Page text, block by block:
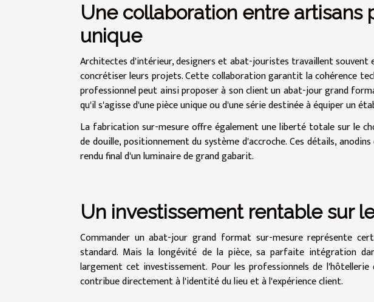
Une collaboration entre artisans
unique
Architectes d'intérieur, designers et abat-jouristes travaillent souvent
concrétiser leurs projets. Cette collaboration garantit la cohérence
professionnel peut ainsi proposer à son client un abat-jour grand
qu'il s'agisse d'une pièce unique ou d'une série destinée à équiper un
La fabrication sur-mesure offre également une liberté totale sur le
de douille, positionnement du système d'accroche. Ces détails,
rendu final d'un luminaire de grand gabarit.
Un investissement rentable sur
Commander un abat-jour grand format sur-mesure représente
standard. Mais la longévité de la pièce, sa parfaite intégration
largement cet investissement. Pour les professionnels de
contribue directement à l'identité du lieu et à l'expérience client.